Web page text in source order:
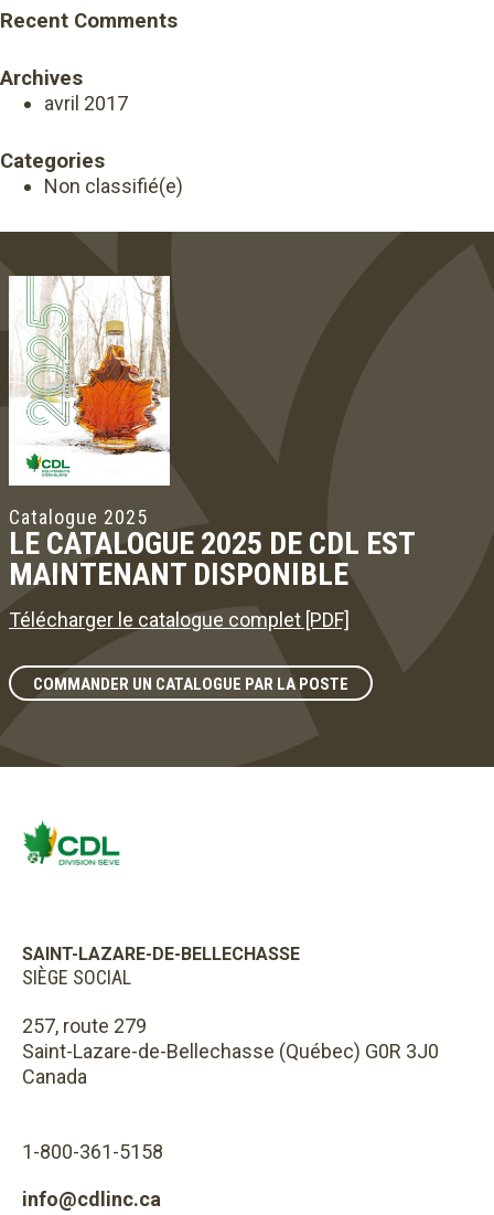
Recent Comments
Archives
avril 2017
Categories
Non classifié(e)
Catalogue 2025
LE CATALOGUE 2025 DE CDL EST
MAINTENANT DISPONIBLE
Télécharger le catalogue complet [PDF]
COMMANDER UN CATALOGUE PAR LA POSTE
SAINT-LAZARE-DE-BELLECHASSE
SIÈGE SOCIAL
257, route 279
Saint-Lazare-de-Bellechasse (Québec) G0R 3J0
Canada
1-800-361-5158
info@cdlinc.ca